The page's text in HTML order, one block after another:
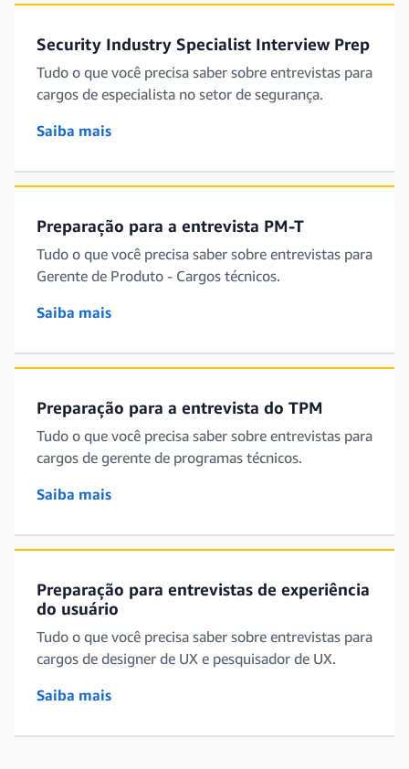
Security Industry Specialist Interview Prep
Tudo o que você precisa saber sobre entrevistas para
cargos de especialista no setor de segurança.
Saiba mais
Preparação para a entrevista PM-T
Tudo o que você precisa saber sobre entrevistas para
Gerente de Produto - Cargos técnicos.
Saiba mais
Preparação para a entrevista do TPM
Tudo o que você precisa saber sobre entrevistas para
cargos de gerente de programas técnicos.
Saiba mais
Preparação para entrevistas de experiência
do usuário
Tudo o que você precisa saber sobre entrevistas para
cargos de designer de UX e pesquisador de UX.
Saiba mais